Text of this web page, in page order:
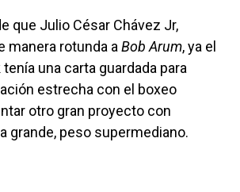
que Julio César Chávez Jr,
manera rotunda aBob Arum, ya el
tenía una carta guardada para
estrecha con el boxeo
otro gran proyecto con
grande, peso supermediano.